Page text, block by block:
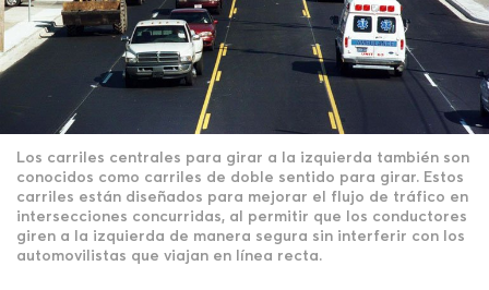
Los carriles centrales para girar a la izquierda también son
conocidos como carriles de doble sentido para girar. Estos
carriles están diseñados para mejorar el flujo de tráfico en
intersecciones concurridas, al permitir que los conductores
giren a la izquierda de manera segura sin interferir con los
automovilistas que viajan en línea recta.